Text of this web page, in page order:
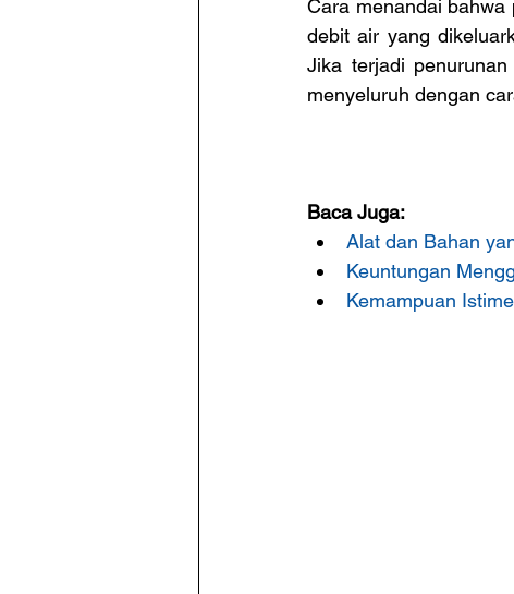
Cara menandai
debit air yang
Jika terjadi
menyeluruh dengan
Baca Juga:
Alat dan Bahan
Keuntungan
Kemampuan